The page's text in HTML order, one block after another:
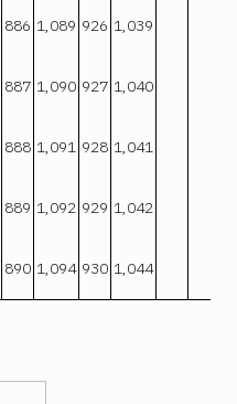
886 1,089 926 1,039
887 1,090 927 1,040
888 1,091 928 1,041
889 1,092 929 1,042
890 1,094 930 1,044